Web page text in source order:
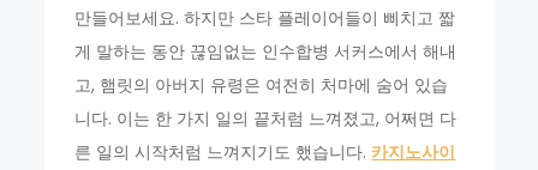
만들어보세요. 하지만 스타 플레이어들이 삐치고 짧
게 말하는 동안 끊임없는 인수합병 서커스에서 해내
고, 햄릿의 아버지 유령은 여전히 처마에 숨어 있습
니다. 이는 한 가지 일의 끝처럼 느껴졌고, 어쩌면 다
른 일의 시작처럼 느껴지기도 했습니다. 카지노사이